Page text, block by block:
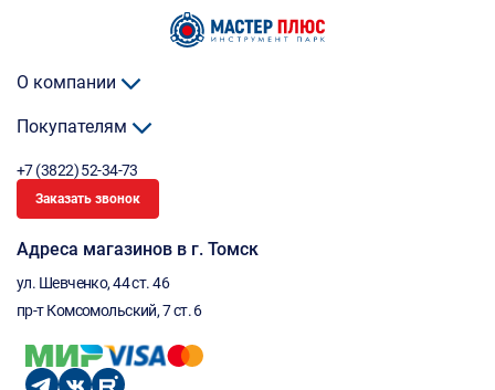
О компании
Покупателям
+7 (3822) 52-34-73
Заказать звонок
Адреса магазинов в г. Томск
ул. Шевченко, 44 ст. 46
пр-т Комсомольский, 7 ст. 6